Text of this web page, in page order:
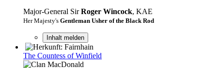
Major-General SirRoger Wincock, KAE
Her Majesty's Gentleman Usher of the Black Rod
Inhalt melden
The Countess of Winfield